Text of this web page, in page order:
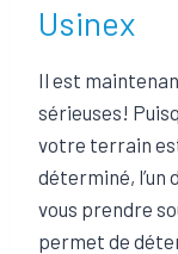
Usinex
Il est
sérieuses!
votre terrain
déterminé, l’un
vous prendre
permet de